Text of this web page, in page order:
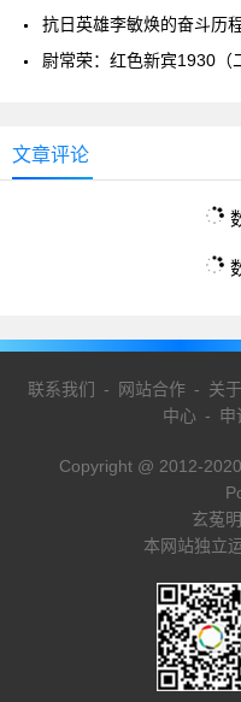
抗日英雄李敏焕的奋斗历程
尉常荣：红色新宾1930（
文章评论
联系我们 - 网站合作- 关
中心 - 申
Copyright @ 2012-
玄菟
本网站独立